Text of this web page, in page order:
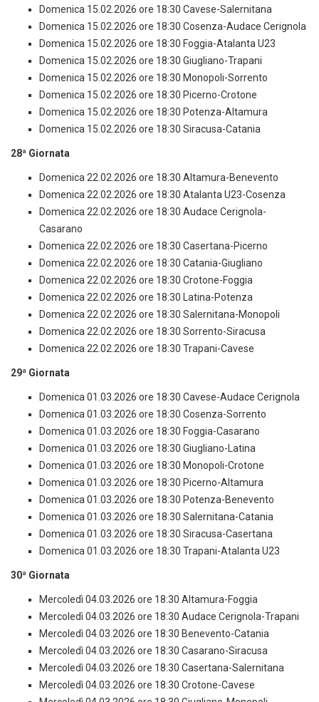
Domenica 15.02.2026 ore 18:30 Cavese-Salernitana
Domenica 15.02.2026 ore 18:30 Cosenza-Audace Cerignola
Domenica 15.02.2026 ore 18:30 Foggia-Atalanta U23
Domenica 15.02.2026 ore 18:30 Giugliano-Trapani
Domenica 15.02.2026 ore 18:30 Monopoli-Sorrento
Domenica 15.02.2026 ore 18:30 Picerno-Crotone
Domenica 15.02.2026 ore 18:30 Potenza-Altamura
Domenica 15.02.2026 ore 18:30 Siracusa-Catania
28ª Giornata
Domenica 22.02.2026 ore 18:30 Altamura-Benevento
Domenica 22.02.2026 ore 18:30 Atalanta U23-Cosenza
Domenica 22.02.2026 ore 18:30 Audace Cerignola-
Casarano
Domenica 22.02.2026 ore 18:30 Casertana-Picerno
Domenica 22.02.2026 ore 18:30 Catania-Giugliano
Domenica 22.02.2026 ore 18:30 Crotone-Foggia
Domenica 22.02.2026 ore 18:30 Latina-Potenza
Domenica 22.02.2026 ore 18:30 Salernitana-Monopoli
Domenica 22.02.2026 ore 18:30 Sorrento-Siracusa
Domenica 22.02.2026 ore 18:30 Trapani-Cavese
29ª Giornata
Domenica 01.03.2026 ore 18:30 Cavese-Audace Cerignola
Domenica 01.03.2026 ore 18:30 Cosenza-Sorrento
Domenica 01.03.2026 ore 18:30 Foggia-Casarano
Domenica 01.03.2026 ore 18:30 Giugliano-Latina
Domenica 01.03.2026 ore 18:30 Monopoli-Crotone
Domenica 01.03.2026 ore 18:30 Picerno-Altamura
Domenica 01.03.2026 ore 18:30 Potenza-Benevento
Domenica 01.03.2026 ore 18:30 Salernitana-Catania
Domenica 01.03.2026 ore 18:30 Siracusa-Casertana
Domenica 01.03.2026 ore 18:30 Trapani-Atalanta U23
30ª Giornata
Mercoledì 04.03.2026 ore 18:30 Altamura-Foggia
Mercoledì 04.03.2026 ore 18:30 Audace Cerignola-Trapani
Mercoledì 04.03.2026 ore 18:30 Benevento-Catania
Mercoledì 04.03.2026 ore 18:30 Casarano-Siracusa
Mercoledì 04.03.2026 ore 18:30 Casertana-Salernitana
Mercoledì 04.03.2026 ore 18:30 Crotone-Cavese